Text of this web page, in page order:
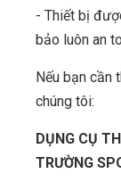
- Thiết bị
bảo luôn an
Nếu bạn cần
chúng tôi:
DỤNG CỤ
TRƯỜNG